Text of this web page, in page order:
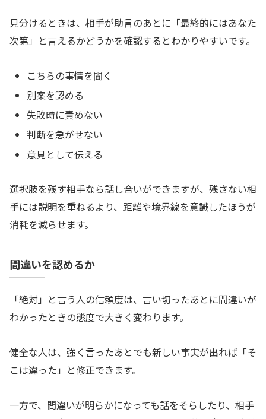
見分けるときは、相手が助言のあとに「最終的にはあなた
次第」と言えるかどうかを確認するとわかりやすいです。
こちらの事情を聞く
別案を認める
失敗時に責めない
判断を急がせない
意見として伝える
選択肢を残す相手なら話し合いができますが、残さない相
手には説明を重ねるより、距離や境界線を意識したほうが
消耗を減らせます。
間違いを認めるか
「絶対」と言う人の信頼度は、言い切ったあとに間違いが
わかったときの態度で大きく変わります。
健全な人は、強く言ったあとでも新しい事実が出れば「そ
こは違った」と修正できます。
一方で、間違いが明らかになっても話をそらしたり、相手